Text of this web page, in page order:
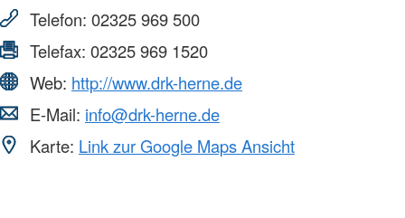
Telefon: 02325 969 500
Telefax: 02325 969 1520
Web: http://www.drk-herne.de
E-Mail: info@drk-herne.de
Karte: Link zur Google Maps Ansicht